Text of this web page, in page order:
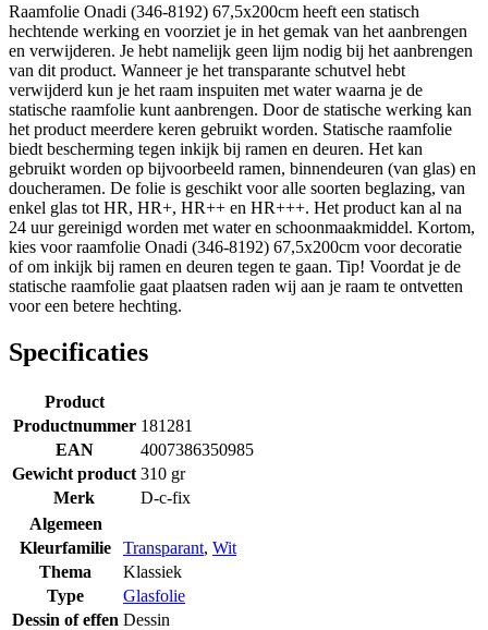
Raamfolie Onadi (346-8192) 67,5x200cm heeft een statisch
hechtende werking en voorziet je in het gemak van het aanbrengen
en verwijderen. Je hebt namelijk geen lijm nodig bij het aanbrengen
van dit product. Wanneer je het transparante schutvel hebt
verwijderd kun je het raam inspuiten met water waarna je de
statische raamfolie kunt aanbrengen. Door de statische werking kan
het product meerdere keren gebruikt worden. Statische raamfolie
biedt bescherming tegen inkijk bij ramen en deuren. Het kan
gebruikt worden op bijvoorbeeld ramen, binnendeuren (van glas) en
doucheramen. De folie is geschikt voor alle soorten beglazing, van
enkel glas tot HR, HR+, HR++ en HR+++. Het product kan al na
24 uur gereinigd worden met water en schoonmaakmiddel. Kortom,
kies voor raamfolie Onadi (346-8192) 67,5x200cm voor decoratie
of om inkijk bij ramen en deuren tegen te gaan. Tip! Voordat je de
statische raamfolie gaat plaatsen raden wij aan je raam te ontvetten
voor een betere hechting.
Specificaties
Product
Productnummer 181281
EAN
4007386350985
Gewicht product 310 gr
Merk
D-c-fix
Algemeen
Kleurfamilie
Transparant, Wit
Thema
Klassiek
Type
Glasfolie
Dessin of effen Dessin